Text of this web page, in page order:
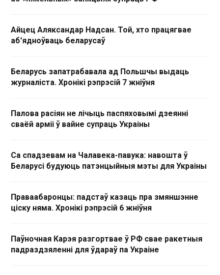
Айцец Аляксандар Надсан. Той, хто працягвае
аб'ядноўваць беларусаў
Беларусь запатрабавала ад Польшчы выдаць
журналіста. Хронікі рэпрэсій 7 жніўня
Палова расіян не лічыць паспяховымі дзеянні
сваёй арміі ў вайне супраць Украіны
Са спадзевам на Чалавека-павука: навошта ў
Беларусі будуюць патэнцыйныя мэты для Украіны
Праваабаронцы: падстаў казаць пра змяншэнне
ціску няма. Хронікі рэпрэсій 6 жніўня
Паўночная Карэя разгортвае ў РФ свае ракетныя
падраздзяленні для ўдараў па Украіне